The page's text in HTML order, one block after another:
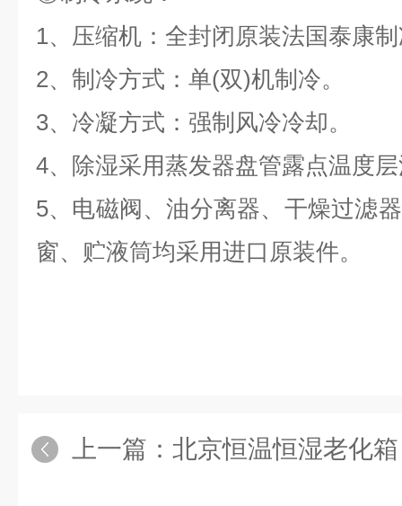
1、压缩机：全封闭原装法国泰康
2、制冷方式：单(双)机制冷。
3、冷凝方式：强制风冷冷却。
4、除湿采用蒸发器盘管露点温度
5、电磁阀、油分离器、干燥过滤
窗、贮液筒均采用进口原装件。
上一篇： 北京恒温恒湿老化箱